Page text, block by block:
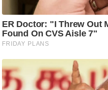
प
र
स
क्षा
ध